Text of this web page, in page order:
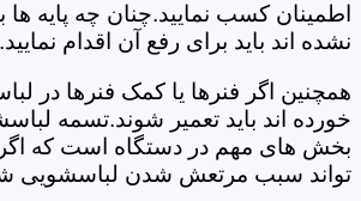
اطمینان کسب نمایید.چنان چه پایه
نشده اند باید برای رفع آن اقدام نمایید.
همچنین اگر فنرها یا کمک فنرها در
خورده اند باید تعمیر شوند.تسمه
بخش های مهم در دستگاه است که
تواند سبب مرتعش شدن لباسشویی